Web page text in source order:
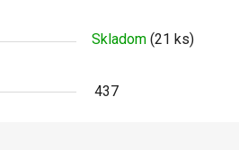
Skladom (21 ks)
437